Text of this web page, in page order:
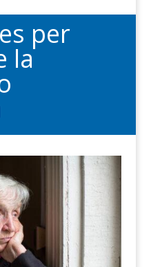
per
la